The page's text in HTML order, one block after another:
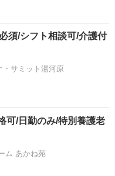
須/シフト相談可/介護付
サミット湯河原
可/日勤のみ/特別養護老
ム あかね苑